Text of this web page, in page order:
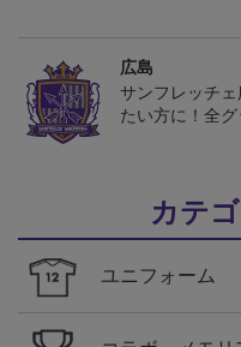
広島
サンフレッチ
たい方に！全グ
カテ
ユニフォーム